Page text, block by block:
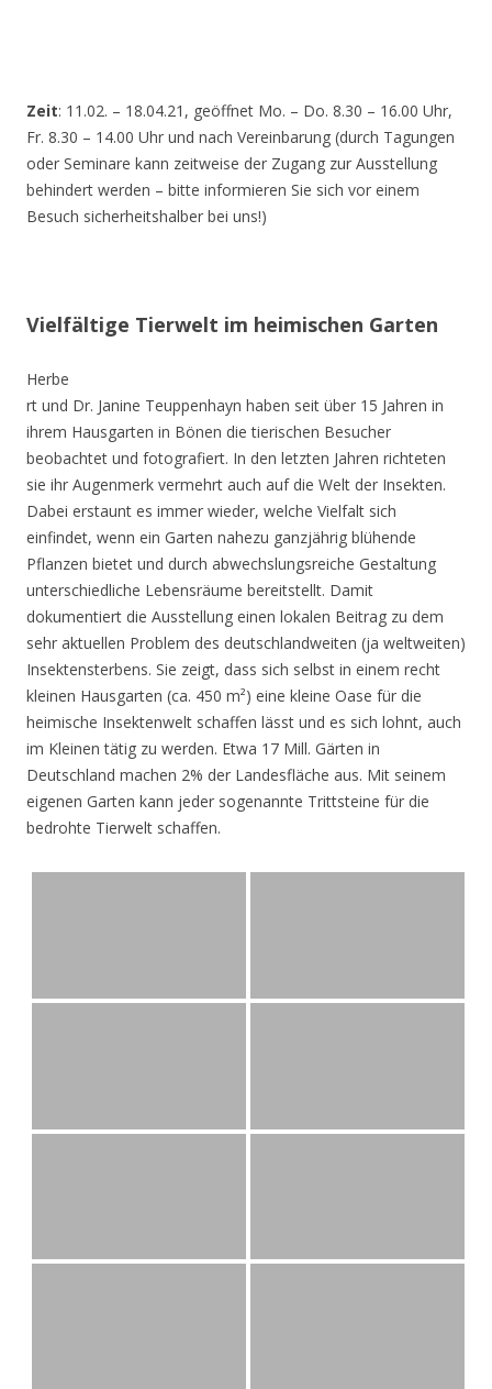
Zeit: 11.02. – 18.04.21, geöffnet Mo. – Do. 8.30 – 16.00 Uhr,
Fr. 8.30 – 14.00 Uhr und nach Vereinbarung (durch Tagungen
oder Seminare kann zeitweise der Zugang zur Ausstellung
behindert werden – bitte informieren Sie sich vor einem
Besuch sicherheitshalber bei uns!)
Vielfältige Tierwelt im heimischen Garten
Herbe
rt und Dr. Janine Teuppenhayn haben seit über 15 Jahren in
ihrem Hausgarten in Bönen die tierischen Besucher
beobachtet und fotografiert. In den letzten Jahren richteten
sie ihr Augenmerk vermehrt auch auf die Welt der Insekten.
Dabei erstaunt es immer wieder, welche Vielfalt sich
einfindet, wenn ein Garten nahezu ganzjährig blühende
Pflanzen bietet und durch abwechslungsreiche Gestaltung
unterschiedliche Lebensräume bereitstellt. Damit
dokumentiert die Ausstellung einen lokalen Beitrag zu dem
sehr aktuellen Problem des deutschlandweiten (ja weltweiten)
Insektensterbens. Sie zeigt, dass sich selbst in einem recht
kleinen Hausgarten (ca. 450 m²) eine kleine Oase für die
heimische Insektenwelt schaffen lässt und es sich lohnt, auch
im Kleinen tätig zu werden. Etwa 17 Mill. Gärten in
Deutschland machen 2% der Landesfläche aus. Mit seinem
eigenen Garten kann jeder sogenannte Trittsteine für die
bedrohte Tierwelt schaffen.